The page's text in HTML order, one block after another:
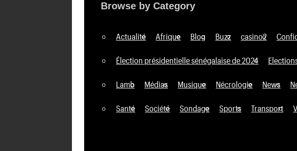
Browse by Category
Actualité Afrique Blog Buzz casino2
Élection présidentielle sénégalaise de 2024
Lamb Médias Musique Nécrologie News
Santé Société Sondage Sports Transport